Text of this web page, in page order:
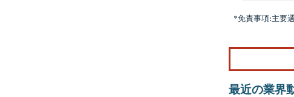
*免責事項:主要
最近の業界